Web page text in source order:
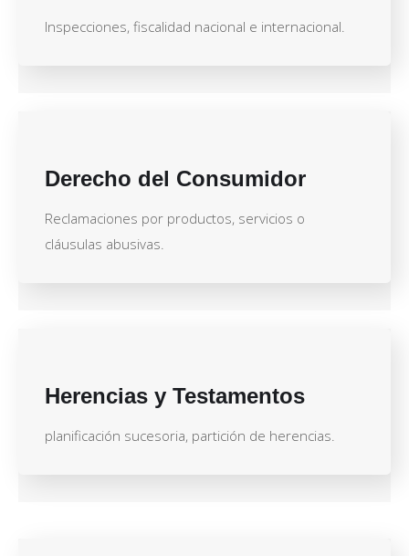
Inspecciones, fiscalidad nacional e internacional.
Derecho del Consumidor
Reclamaciones por productos, servicios o
cláusulas abusivas.
Herencias y Testamentos
planificación sucesoria, partición de herencias.